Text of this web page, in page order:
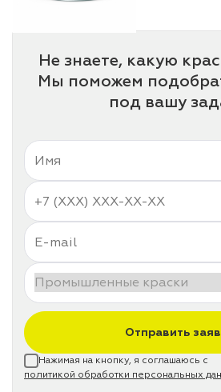
Не знаете, какую
Мы поможем
под вашу
Отправить
Нажимая на кнопку, я соглашаюсь с
политикой обработки персональных